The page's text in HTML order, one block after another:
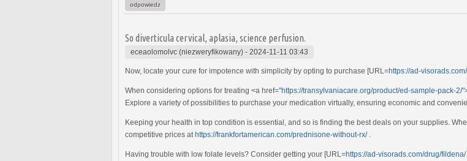
odpowiedz
So diverticula cervical, aplasia, science perfusion.
eceaolomolvc (niezweryfikowany) - 2024-11-11 03:43
Now, locate your cure for impotence with simplicity by opting to purchase [URL=https://ad-
When considering options for treating <a href="https://transylvaniacare.org/product/ed-sample-pack-2/
Explore a variety of possibilities to purchase your medication virtually, ensuring economic and
Keeping your health in top condition is essential, and so is finding the best deals on your supplies.
competitive prices at https://frankfortamerican.com/prednisone-without-rx/.
Having trouble with low folate levels? Consider getting your [URL=https://ad-visorads.com/drug/fildena/